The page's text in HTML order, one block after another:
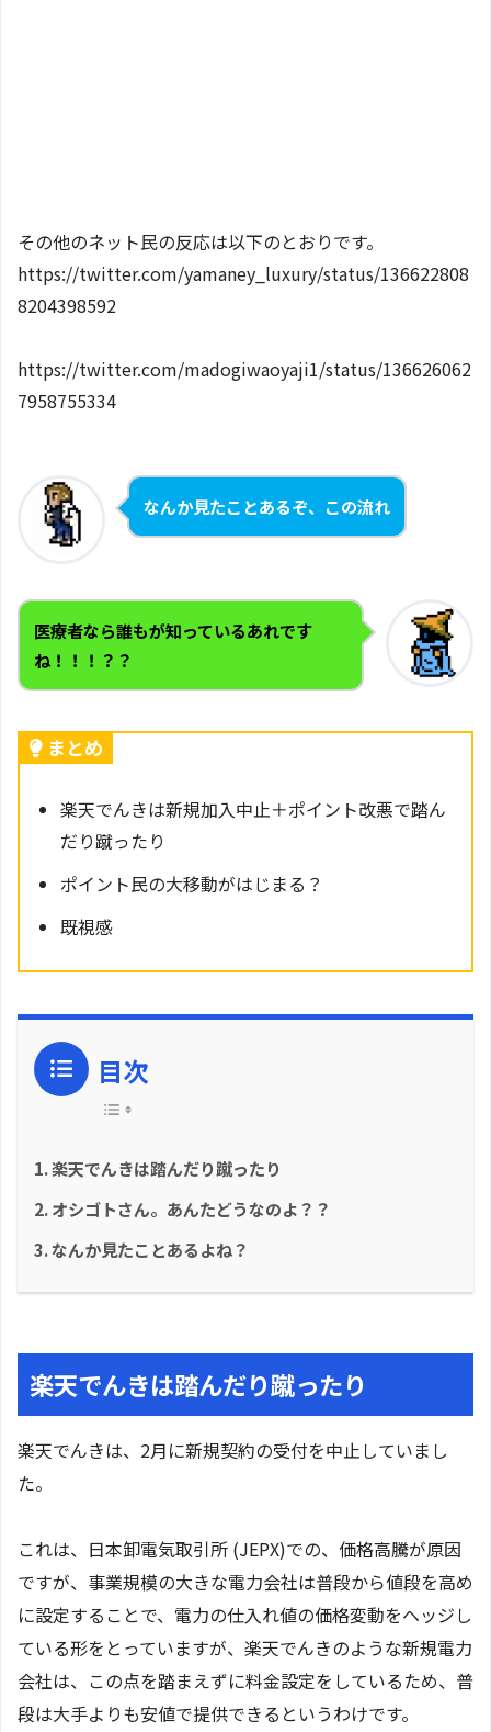
その他のネット民の反応は以下のとおりです。
https://twitter.com/yamaney_luxury/status/136622808
8204398592
https://twitter.com/madogiwaoyaji1/status/136626062
7958755334
なんか見たことあるぞ、この流れ
医療者なら誰もが知っているあれです
ね！！！？？
まとめ
楽天でんきは新規加入中止＋ポイント改悪で踏ん
だり蹴ったり
ポイント民の大移動がはじまる？
既視感
目次
楽天でんきは踏んだり蹴ったり
オシゴトさん。あんたどうなのよ？？
なんか見たことあるよね？
楽天でんきは踏んだり蹴ったり
楽天でんきは、2月に新規契約の受付を中止していまし
た。
これは、日本卸電気取引所 (JEPX)での、価格高騰が原因
ですが、事業規模の大きな電力会社は普段から値段を高め
に設定することで、電力の仕入れ値の価格変動をヘッジし
ている形をとっていますが、楽天でんきのような新規電力
会社は、この点を踏まえずに料金設定をしているため、普
段は大手よりも安値で提供できるというわけです。